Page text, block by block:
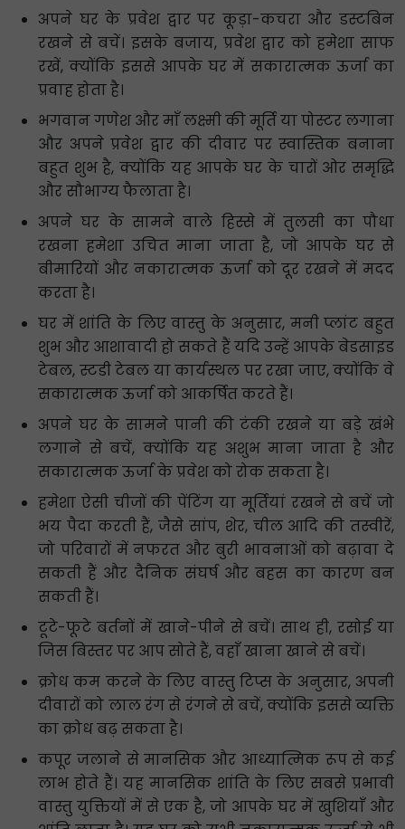
अपने घर के प्रवेश द्वार पर कूड़ा-कचरा और डस्टबिन
रखने से बचें। इसके बजाय, प्रवेश द्वार को हमेशा साफ
रखें, क्योंकि इससे आपके घर में सकारात्मक ऊर्जा का
प्रवाह होता है।
भगवान गणेश और माँ लक्ष्मी की मूर्ति या पोस्टर लगाना
और अपने प्रवेश द्वार की दीवार पर स्वास्तिक बनाना
बहुत शुभ है, क्योंकि यह आपके घर के चारों ओर समृद्धि
और सौभाग्य फैलाता है।
अपने घर के सामने वाले हिस्से में तुलसी का पौधा
रखना हमेशा उचित माना जाता है, जो आपके घर से
बीमारियों और नकारात्मक ऊर्जा को दूर रखने में मदद
करता है।
घर में शांति के लिए वास्तु के अनुसार, मनी प्लांट बहुत
शुभ और आशावादी हो सकते हैं यदि उन्हें आपके बेडसाइड
टेबल, स्टडी टेबल या कार्यस्थल पर रखा जाए, क्योंकि वे
सकारात्मक ऊर्जा को आकर्षित करते हैं।
अपने घर के सामने पानी की टंकी रखने या बड़े खंभे
लगाने से बचें, क्योंकि यह अशुभ माना जाता है और
सकारात्मक ऊर्जा के प्रवेश को रोक सकता है।
हमेशा ऐसी चीजों की पेंटिंग या मूर्तियां रखने से बचें जो
भय पैदा करती हैं, जैसे सांप, शेर, चील आदि की तस्वीरें,
जो परिवारों में नफरत और बुरी भावनाओं को बढ़ावा दे
सकती हैं और दैनिक संघर्ष और बहस का कारण बन
सकती हैं।
टूटे-फूटे बर्तनों में खाने-पीने से बचें। साथ ही, रसोई या
जिस बिस्तर पर आप सोते हैं, वहाँ खाना खाने से बचें।
क्रोध कम करने के लिए वास्तु टिप्स के अनुसार, अपनी
दीवारों को लाल रंग से रंगने से बचें, क्योंकि इससे व्यक्ति
का क्रोध बढ़ सकता है।
कपूर जलाने से मानसिक और आध्यात्मिक रूप से कई
लाभ होते हैं। यह मानसिक शांति के लिए सबसे प्रभावी
वास्तु युक्तियों में से एक है, जो आपके घर में खुशियाँ और